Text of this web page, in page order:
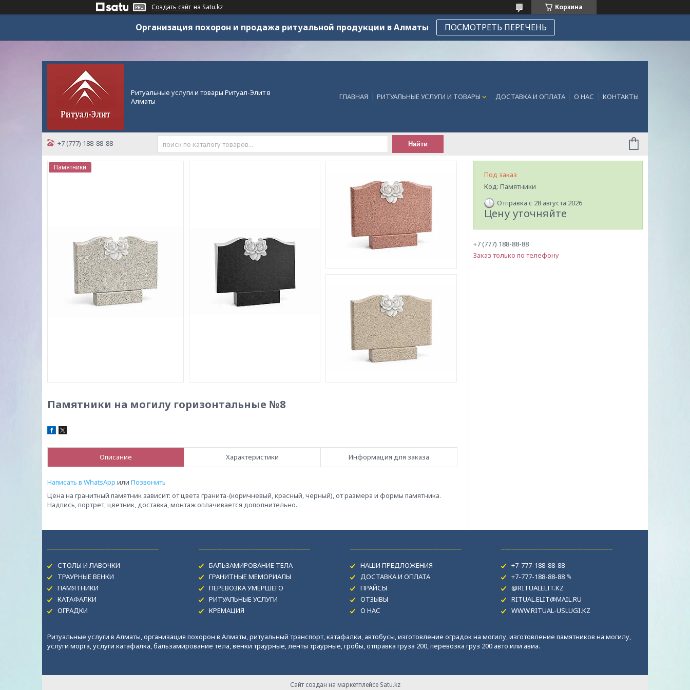
Создать сайт на Satu.kz Корзина
Организация похорон и продажа ритуальной продукции в Алматы ПОСМОТРЕТЬ ПЕРЕЧЕНЬ
Ритуальные услуги и товары Ритуал-Элит в
Алматы
ГЛАВНАЯ РИТУАЛЬНЫЕ УСЛУГИ И ТОВАРЫ ДОСТАВКА И ОПЛАТА О НАС КОНТАКТЫ
+7 (777) 188-88-88 Найти
Памятники
Памятники на могилу горизонтальные №8
Описание Характеристики Информация для заказа
Написать в WhatsApp или Позвонить
Цена на гранитный памятник зависит: от цвета гранита-(коричневый, красный, черный), от размера и формы памятника.
Надпись, портрет, цветник, доставка, монтаж оплачивается дополнительно.
Под заказ
Код: Памятники
Отправка с 28 августа 2026
Цену уточняйте
+7 (777) 188-88-88
Заказ только по телефону
СТОЛЫ И ЛАВОЧКИ
ТРАУРНЫЕ ВЕНКИ
ПАМЯТНИКИ
КАТАФАЛКИ
ОГРАДКИ
БАЛЬЗАМИРОВАНИЕ ТЕЛА
ГРАНИТНЫЕ МЕМОРИАЛЫ
ПЕРЕВОЗКА УМЕРШЕГО
РИТУАЛЬНЫЕ УСЛУГИ
КРЕМАЦИЯ
НАШИ ПРЕДЛОЖЕНИЯ
ДОСТАВКА И ОПЛАТА
ПРАЙСЫ
ОТЗЫВЫ
О НАС
+7-777-188-88-88
+7-777-188-88-88 ✎
@RITUALELIT.KZ
RITUAL.ELIT@MAIL.RU
WWW.RITUAL-USLUGI.KZ
Ритуальные услуги в Алматы, организация похорон в Алматы, ритуальный транспорт, катафалки, автобусы, изготовление оградок на могилу, изготовление памятников на могилу,
услуги морга, услуги катафалка, бальзамирование тела, венки траурные, ленты траурные, гробы, отправка груза 200, перевозка груз 200 авто или авиа.
Сайт создан на маркетплейсе Satu.kz